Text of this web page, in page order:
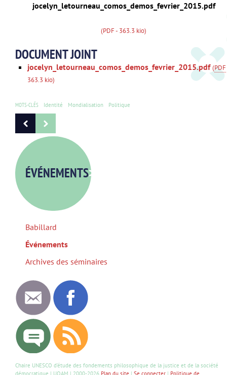
jocelyn_letourneau_comos_demos_fevrier_2015.pdf
(PDF - 363.3 kio)
DOCUMENT JOINT
jocelyn_letourneau_comos_demos_fevrier_2015.pdf (PDF
363.3 kio)
MOTS-CLÉS Identité Mondialisation Politique
ÉVÉNEMENTS>
Babillard
Événements
Archives des séminaires
Chaire UNESCO d’étude des fondements philosophique de la justice et de la société
démocratique | UQAM | 2000-2026 Plan du site | Se connecter | Politique de